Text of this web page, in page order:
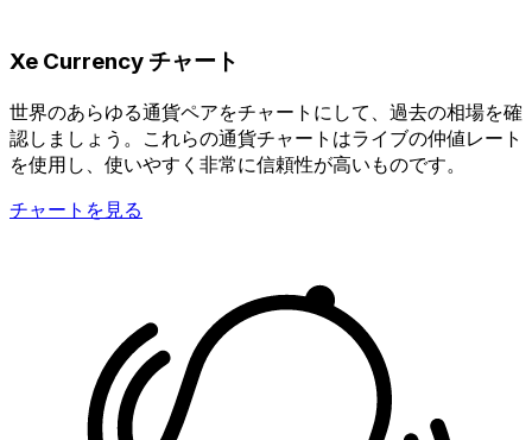
Xe Currency チャート
世界のあらゆる通貨ペアをチャートにして、過去の相場を確
認しましょう。これらの通貨チャートはライブの仲値レート
を使用し、使いやすく非常に信頼性が高いものです。
チャートを見る